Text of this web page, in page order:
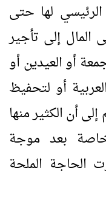
لها حتى
إلى تأجير
أو العيدين أو
أو لتحفيظ
أن الكثير منها
بعد موجة
إذ ظهرت الحاجة الملحة